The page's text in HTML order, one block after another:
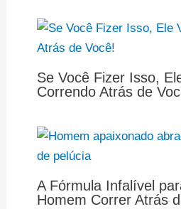
Se Você Fizer Isso,
Correndo Atrás de
A Fórmula Infalível
Homem Correr Atrás